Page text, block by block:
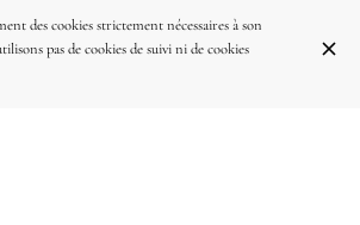
Équipe Visite virtuelle Avis clients FAQ
des cookies strictement nécessaires à son
pas de cookies de suivi ni de cookies